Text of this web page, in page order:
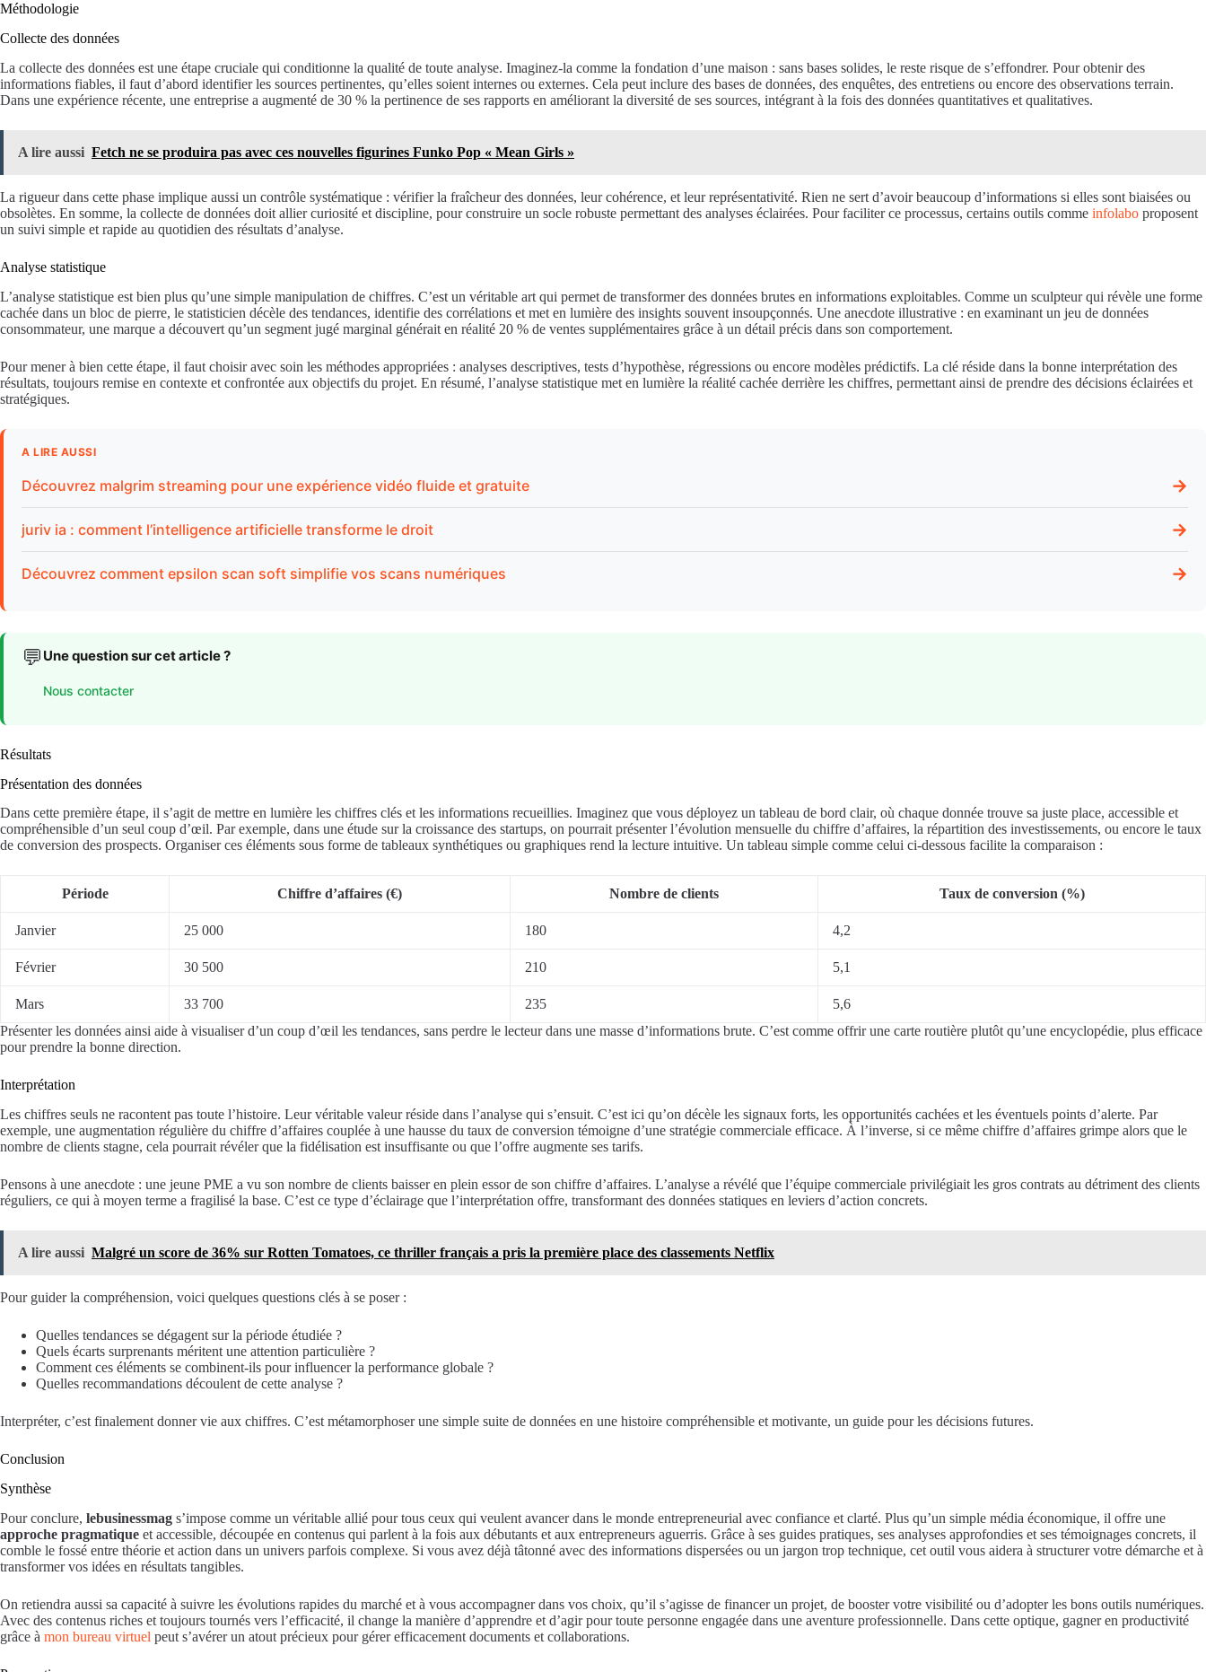
Méthodologie
Collecte des données
La collecte des données est une étape cruciale qui conditionne la qualité de toute analyse. Imaginez-la comme la fondation d’une maison : sans bases solides, le reste risque de s’effondrer. Pour obtenir des
informations fiables, il faut d’abord identifier les sources pertinentes, qu’elles soient internes ou externes. Cela peut inclure des bases de données, des enquêtes, des entretiens ou encore des observations terrain.
Dans une expérience récente, une entreprise a augmenté de 30 % la pertinence de ses rapports en améliorant la diversité de ses sources, intégrant à la fois des données quantitatives et qualitatives.
A lire aussi Fetch ne se produira pas avec ces nouvelles figurines Funko Pop « Mean Girls »
La rigueur dans cette phase implique aussi un contrôle systématique : vérifier la fraîcheur des données, leur cohérence, et leur représentativité. Rien ne sert d’avoir beaucoup d’informations si elles sont biaisées ou
obsolètes. En somme, la collecte de données doit allier curiosité et discipline, pour construire un socle robuste permettant des analyses éclairées. Pour faciliter ce processus, certains outils comme infolabo proposent
un suivi simple et rapide au quotidien des résultats d’analyse.
Analyse statistique
L’analyse statistique est bien plus qu’une simple manipulation de chiffres. C’est un véritable art qui permet de transformer des données brutes en informations exploitables. Comme un sculpteur qui révèle une forme
cachée dans un bloc de pierre, le statisticien décèle des tendances, identifie des corrélations et met en lumière des insights souvent insoupçonnés. Une anecdote illustrative : en examinant un jeu de données
consommateur, une marque a découvert qu’un segment jugé marginal générait en réalité 20 % de ventes supplémentaires grâce à un détail précis dans son comportement.
Pour mener à bien cette étape, il faut choisir avec soin les méthodes appropriées : analyses descriptives, tests d’hypothèse, régressions ou encore modèles prédictifs. La clé réside dans la bonne interprétation des
résultats, toujours remise en contexte et confrontée aux objectifs du projet. En résumé, l’analyse statistique met en lumière la réalité cachée derrière les chiffres, permettant ainsi de prendre des décisions éclairées et
stratégiques.
A LIRE AUSSI
Découvrez malgrim streaming pour une expérience vidéo fluide et gratuite →
juriv ia : comment l’intelligence artificielle transforme le droit →
Découvrez comment epsilon scan soft simplifie vos scans numériques →
💬 Une question sur cet article ?
Nous contacter
Résultats
Présentation des données
Dans cette première étape, il s’agit de mettre en lumière les chiffres clés et les informations recueillies. Imaginez que vous déployez un tableau de bord clair, où chaque donnée trouve sa juste place, accessible et
compréhensible d’un seul coup d’œil. Par exemple, dans une étude sur la croissance des startups, on pourrait présenter l’évolution mensuelle du chiffre d’affaires, la répartition des investissements, ou encore le taux
de conversion des prospects. Organiser ces éléments sous forme de tableaux synthétiques ou graphiques rend la lecture intuitive. Un tableau simple comme celui ci-dessous facilite la comparaison :
Période Chiffre d’affaires (€) Nombre de clients Taux de conversion (%)
Janvier 25 000 180 4,2
Février 30 500 210 5,1
Mars 33 700 235
5,6
Présenter les données ainsi aide à visualiser d’un coup d’œil les tendances, sans perdre le lecteur dans une masse d’informations brute. C’est comme offrir une carte routière plutôt qu’une encyclopédie, plus efficace
pour prendre la bonne direction.
Interprétation
Les chiffres seuls ne racontent pas toute l’histoire. Leur véritable valeur réside dans l’analyse qui s’ensuit. C’est ici qu’on décèle les signaux forts, les opportunités cachées et les éventuels points d’alerte. Par
exemple, une augmentation régulière du chiffre d’affaires couplée à une hausse du taux de conversion témoigne d’une stratégie commerciale efficace. À l’inverse, si ce même chiffre d’affaires grimpe alors que le
nombre de clients stagne, cela pourrait révéler que la fidélisation est insuffisante ou que l’offre augmente ses tarifs.
Pensons à une anecdote : une jeune PME a vu son nombre de clients baisser en plein essor de son chiffre d’affaires. L’analyse a révélé que l’équipe commerciale privilégiait les gros contrats au détriment des clients
réguliers, ce qui à moyen terme a fragilisé la base. C’est ce type d’éclairage que l’interprétation offre, transformant des données statiques en leviers d’action concrets.
A lire aussi Malgré un score de 36% sur Rotten Tomatoes, ce thriller français a pris la première place des classements Netflix
Pour guider la compréhension, voici quelques questions clés à se poser :
Quelles tendances se dégagent sur la période étudiée ?
Quels écarts surprenants méritent une attention particulière ?
Comment ces éléments se combinent-ils pour influencer la performance globale ?
Quelles recommandations découlent de cette analyse ?
Interpréter, c’est finalement donner vie aux chiffres. C’est métamorphoser une simple suite de données en une histoire compréhensible et motivante, un guide pour les décisions futures.
Conclusion
Synthèse
Pour conclure, lebusinessmag s’impose comme un véritable allié pour tous ceux qui veulent avancer dans le monde entrepreneurial avec confiance et clarté. Plus qu’un simple média économique, il offre une
approche pragmatique et accessible, découpée en contenus qui parlent à la fois aux débutants et aux entrepreneurs aguerris. Grâce à ses guides pratiques, ses analyses approfondies et ses témoignages concrets, il
comble le fossé entre théorie et action dans un univers parfois complexe. Si vous avez déjà tâtonné avec des informations dispersées ou un jargon trop technique, cet outil vous aidera à structurer votre démarche et à
transformer vos idées en résultats tangibles.
On retiendra aussi sa capacité à suivre les évolutions rapides du marché et à vous accompagner dans vos choix, qu’il s’agisse de financer un projet, de booster votre visibilité ou d’adopter les bons outils numériques.
Avec des contenus riches et toujours tournés vers l’efficacité, il change la manière d’apprendre et d’agir pour toute personne engagée dans une aventure professionnelle. Dans cette optique, gagner en productivité
grâce à mon bureau virtuel peut s’avérer un atout précieux pour gérer efficacement documents et collaborations.